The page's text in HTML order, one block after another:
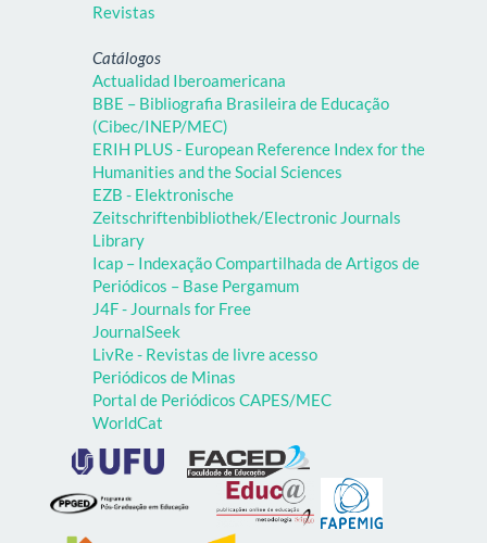
Revistas
Catálogos
Actualidad Iberoamericana
BBE – Bibliografia Brasileira de Educação
(Cibec/INEP/MEC)
ERIH PLUS - European Reference Index for the
Humanities and the Social Sciences
EZB - Elektronische
Zeitschriftenbibliothek/Electronic Journals
Library
Icap – Indexação Compartilhada de Artigos de
Periódicos – Base Pergamum
J4F - Journals for Free
JournalSeek
LivRe - Revistas de livre acesso
Periódicos de Minas
Portal de Periódicos CAPES/MEC
WorldCat